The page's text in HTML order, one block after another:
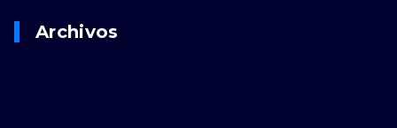
Archivos